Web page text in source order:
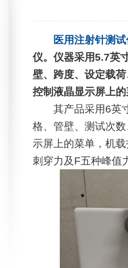
医用注射针测
仪。仪器采用5.7英
壁、跨度、设定载
控制液晶显示屏上
其产品采用6英寸
格、管壁、测试次
示屏上的菜单，机
刺穿力及F五种峰值